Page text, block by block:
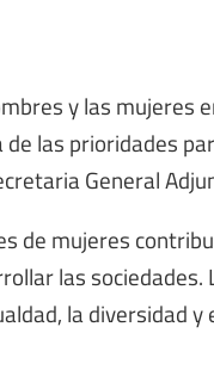
y las mujeres
las prioridades
General
de mujeres
las sociedades.
la diversidad